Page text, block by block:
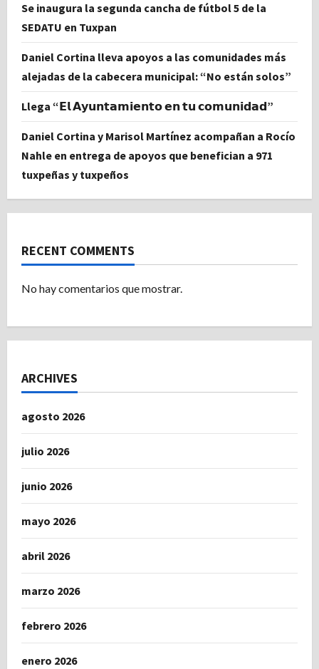
Se inaugura la segunda cancha de fútbol 5 de la
SEDATU en Tuxpan
Daniel Cortina lleva apoyos a las comunidades más
alejadas de la cabecera municipal: “No están solos”
Llega “𝗘𝗹 𝗔𝘆𝘂𝗻𝘁𝗮𝗺𝗶𝗲𝗻𝘁𝗼 𝗲𝗻 𝘁𝘂 𝗰𝗼𝗺𝘂𝗻𝗶𝗱𝗮𝗱”
Daniel Cortina y Marisol Martínez acompañan a Rocío
Nahle en entrega de apoyos que benefician a 971
tuxpeñas y tuxpeños
RECENT COMMENTS
No hay comentarios que mostrar.
ARCHIVES
agosto 2026
julio 2026
junio 2026
mayo 2026
abril 2026
marzo 2026
febrero 2026
enero 2026